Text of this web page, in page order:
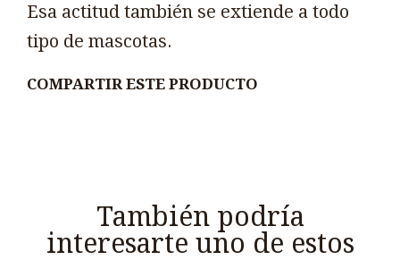
Esa actitud también se extiende a todo
tipo de mascotas.
COMPARTIR ESTE PRODUCTO
También podría
interesarte uno de estos